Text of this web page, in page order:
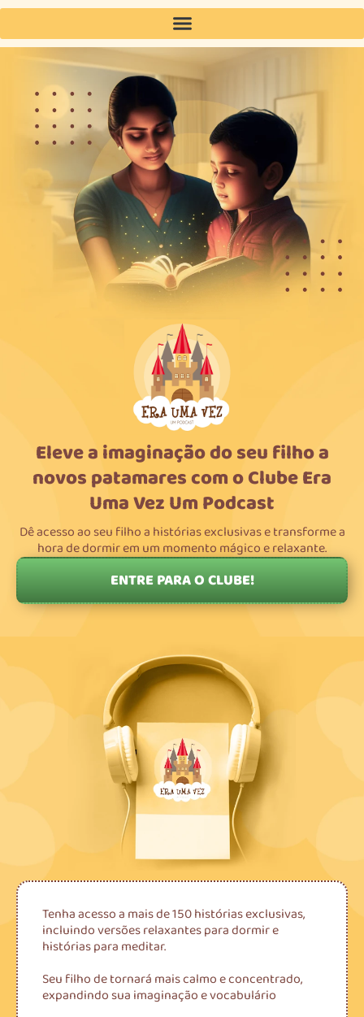
Eleve a imaginação do seu filho a
novos patamares com o Clube Era
Uma Vez Um Podcast
Dê acesso ao seu filho a histórias exclusivas e transforme a
hora de dormir em um momento mágico e relaxante.
ENTRE PARA O CLUBE!
Tenha acesso a mais de 150 histórias exclusivas,
incluindo versões relaxantes para dormir e
histórias para meditar.
Seu filho de tornará mais calmo e concentrado,
expandindo sua imaginação e vocabulário